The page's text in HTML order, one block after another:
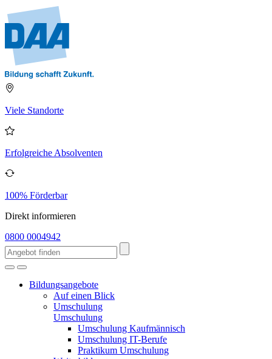
Viele Standorte
Erfolgreiche Absolventen
100% Förderbar
Direkt informieren
0800 0004942
Bildungsangebote
Auf einen Blick
Umschulung
Umschulung
Umschulung Kaufmännisch
Umschulung IT-Berufe
Praktikum Umschulung